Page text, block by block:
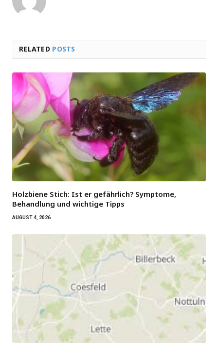
RELATED POSTS
Holzbiene Stich: Ist er gefährlich? Symptome,
Behandlung und wichtige Tipps
AUGUST 4, 2026